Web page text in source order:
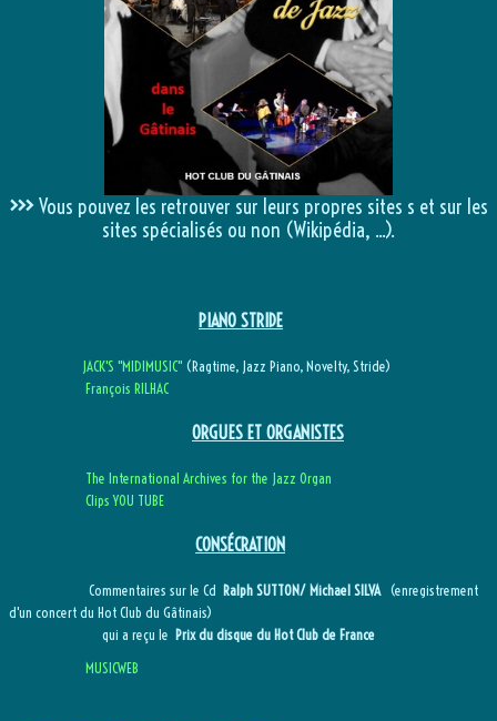
>>>Vous pouvez les retrouver sur leurs propres sites s et sur les
sites spécialisés ou non (Wikipédia, ...).
PIANO STRIDE
JACK'S "MIDIMUSIC" (Ragtime, Jazz Piano, Novelty, Stride)
François RILHAC
ORGUES ET ORGANISTES
The International Archives for the Jazz Organ
Clips YOU TUBE
CONSÉCRATION
Commentaires sur le Cd Ralph SUTTON/ Michael SILVA(enregistrement
d'un concert du Hot Club du Gâtinais)
qui a reçu le Prix du disque du Hot Club de France
MUSICWEB